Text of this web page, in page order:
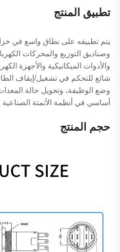
تطبيق المنتج
يتم تطبيقه على نطاق واسع في
وصناديق التوزيع والمحركات
والأدوات الميكانيكية والأجهزة
شائع للتحكم في تشغيل/إيقاف
وضع الوظيفة، وتحويل حالة
أساسي في أنظمة الأتمتة الصناعية
حجم المنتج